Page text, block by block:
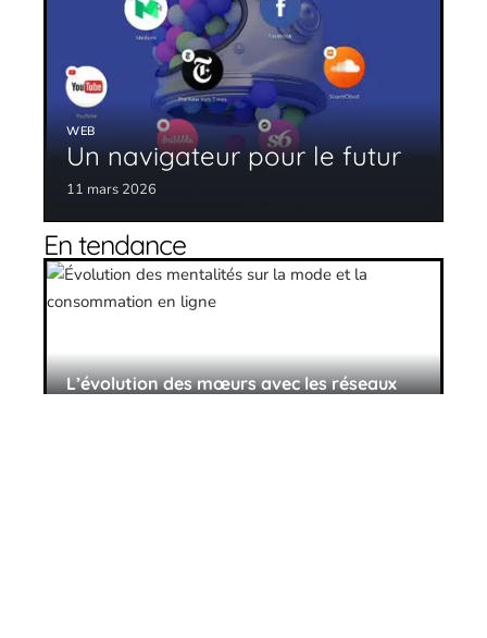
WEB
Un navigateur pour le futur
11 mars 2026
En tendance
L’évolution des mœurs avec les réseaux
sociaux